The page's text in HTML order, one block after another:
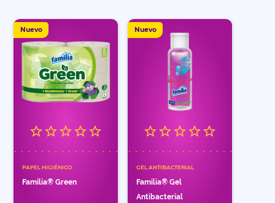
Nuevo
PAPEL HIGIÉNICO
Familia® Green
Nuevo
GEL ANTIBACTERIAL
Familia® Gel
Antibacterial